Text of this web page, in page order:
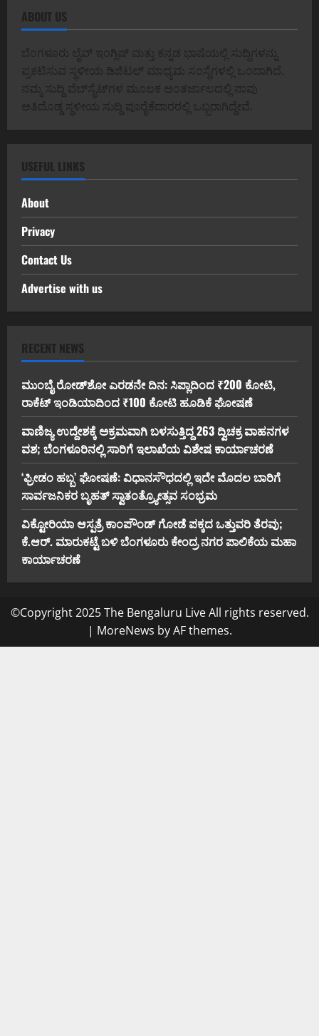
ABOUT US
ಬೆಂಗಳೂರು ಲೈವ್ ಇಂಗ್ಲಿಷ್ ಮತ್ತು ಕನ್ನಡ ಭಾಷೆಯಲ್ಲಿ ಸುದ್ದಿಗಳನ್ನು
ಪ್ರಕಟಿಸುವ ಸ್ಥಳೀಯ ಡಿಜಿಟಲ್ ಮಾಧ್ಯಮ ಸಂಸ್ಥೆಗಳಲ್ಲಿ ಒಂದಾಗಿದೆ.
ನಮ್ಮ ಸುದ್ದಿ ವೆಬ್‌ಸೈಟ್‌ಗಳ ಮೂಲಕ ಅಂತರ್ಜಾಲದಲ್ಲಿ ನಾವು
ಅತಿದೊಡ್ಡ ಸ್ಥಳೀಯ ಸುದ್ದಿ ಪೂರೈಕೆದಾರರಲ್ಲಿ ಒಬ್ಬರಾಗಿದ್ದೇವೆ.
USEFUL LINKS
About
Privacy
Contact Us
Advertise with us
RECENT NEWS
ಮುಂಬೈ ರೋಡ್‌ಶೋ ಎರಡನೇ ದಿನ: ಸಿಪ್ಲಾದಿಂದ ₹200 ಕೋಟಿ,
ರಾಕೆಟ್ ಇಂಡಿಯಾದಿಂದ ₹100 ಕೋಟಿ ಹೂಡಿಕೆ ಘೋಷಣೆ
ವಾಣಿಜ್ಯ ಉದ್ದೇಶಕ್ಕೆ ಅಕ್ರಮವಾಗಿ ಬಳಸುತ್ತಿದ್ದ 263 ದ್ವಿಚಕ್ರ ವಾಹನಗಳ
ವಶ; ಬೆಂಗಳೂರಿನಲ್ಲಿ ಸಾರಿಗೆ ಇಲಾಖೆಯ ವಿಶೇಷ ಕಾರ್ಯಾಚರಣೆ
‘ಫ್ರೀಡಂ ಹಬ್ಬ’ ಘೋಷಣೆ: ವಿಧಾನಸೌಧದಲ್ಲಿ ಇದೇ ಮೊದಲ ಬಾರಿಗೆ
ಸಾರ್ವಜನಿಕರ ಬೃಹತ್ ಸ್ವಾತಂತ್ರ್ಯೋತ್ಸವ ಸಂಭ್ರಮ
ವಿಕ್ಟೋರಿಯಾ ಆಸ್ಪತ್ರೆ ಕಾಂಪೌಂಡ್ ಗೋಡೆ ಪಕ್ಕದ ಒತ್ತುವರಿ ತೆರವು;
ಕೆ.ಆರ್. ಮಾರುಕಟ್ಟೆ ಬಳಿ ಬೆಂಗಳೂರು ಕೇಂದ್ರ ನಗರ ಪಾಲಿಕೆಯ ಮಹಾ
ಕಾರ್ಯಾಚರಣೆ
©Copyright 2025 The Bengaluru Live All rights reserved.
| MoreNews by AF themes.